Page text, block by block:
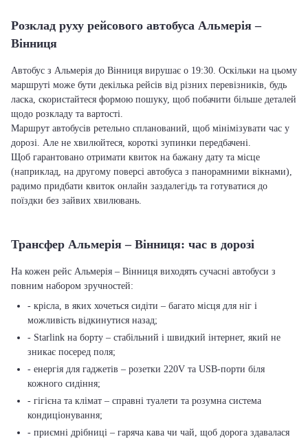
Розклад руху рейсового автобуса Альмерія –
Вінниця
Автобус з Альмерія до Вінниця вирушає о 19:30. Оскільки на цьому
маршруті може бути декілька рейсів від різних перевізників, будь
ласка, скористайтеся формою пошуку, щоб побачити більше деталей
щодо розкладу та вартості.
Маршрут автобусів ретельно спланований, щоб мінімізувати час у
дорозі. Але не хвилюйтеся, короткі зупинки передбачені.
Щоб гарантовано отримати квиток на бажану дату та місце
(наприклад, на другому поверсі автобуса з панорамними вікнами),
радимо придбати квиток онлайн заздалегідь та готуватися до
поїздки без зайвих хвилювань.
Трансфер Альмерія – Вінниця: час в дорозі
На кожен рейс Альмерія – Вінниця виходять сучасні автобуси з
повним набором зручностей:
- крісла, в яких хочеться сидіти – багато місця для ніг і
можливість відкинутися назад;
- Starlink на борту – стабільний і швидкий інтернет, який не
зникає посеред поля;
- енергія для гаджетів – розетки 220V та USB-порти біля
кожного сидіння;
- гігієна та клімат – справні туалети та розумна система
кондиціонування;
- приємні дрібниці – гаряча кава чи чай, щоб дорога здавалася